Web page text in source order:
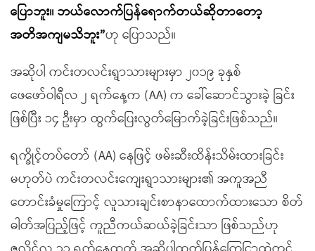
ပြောဘူး။ ဘယ်လောက်ပြန်ရောက်တယ်ဆိုတာတော့
အတိအကျမသိဘူး”ဟု ပြောသည်။
အဆိုပါ ကင်းတလင်းရွာသားများမှာ ၂၀၁၉ ခုနှစ်
ဖေဖော်ဝါရီလ ၂ ရက်နေ့က (AA) က ခေါ်ဆောင်သွားခဲ့ ခြင်း
ဖြစ်ပြီး ၁၄ ဦးမှာ ထွက်ပြေးလွတ်မြောက်ခဲ့ခြင်းဖြစ်သည်။
ရက္ခိုင့်တပ်တော် (AA) နေဖြင့် ဖမ်းဆီးထိန်းသိမ်းထားခြင်း
မဟုတ်ပဲ ကင်းတလင်းကျေးရွာသားများ၏ အကူအညီ
တောင်းခံမှုကြောင့် လူသားချင်းစာနာထောက်ထားသော စိတ်
ဓါတ်အပြည့်ဖြင့် ကူညီကယ်ဆယ်ခဲ့ခြင်းသာ ဖြစ်သည်ဟု